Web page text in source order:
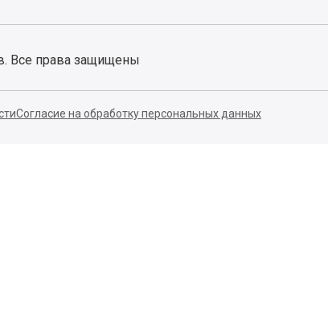
Все права защищены
Согласие на обработку персональных данных